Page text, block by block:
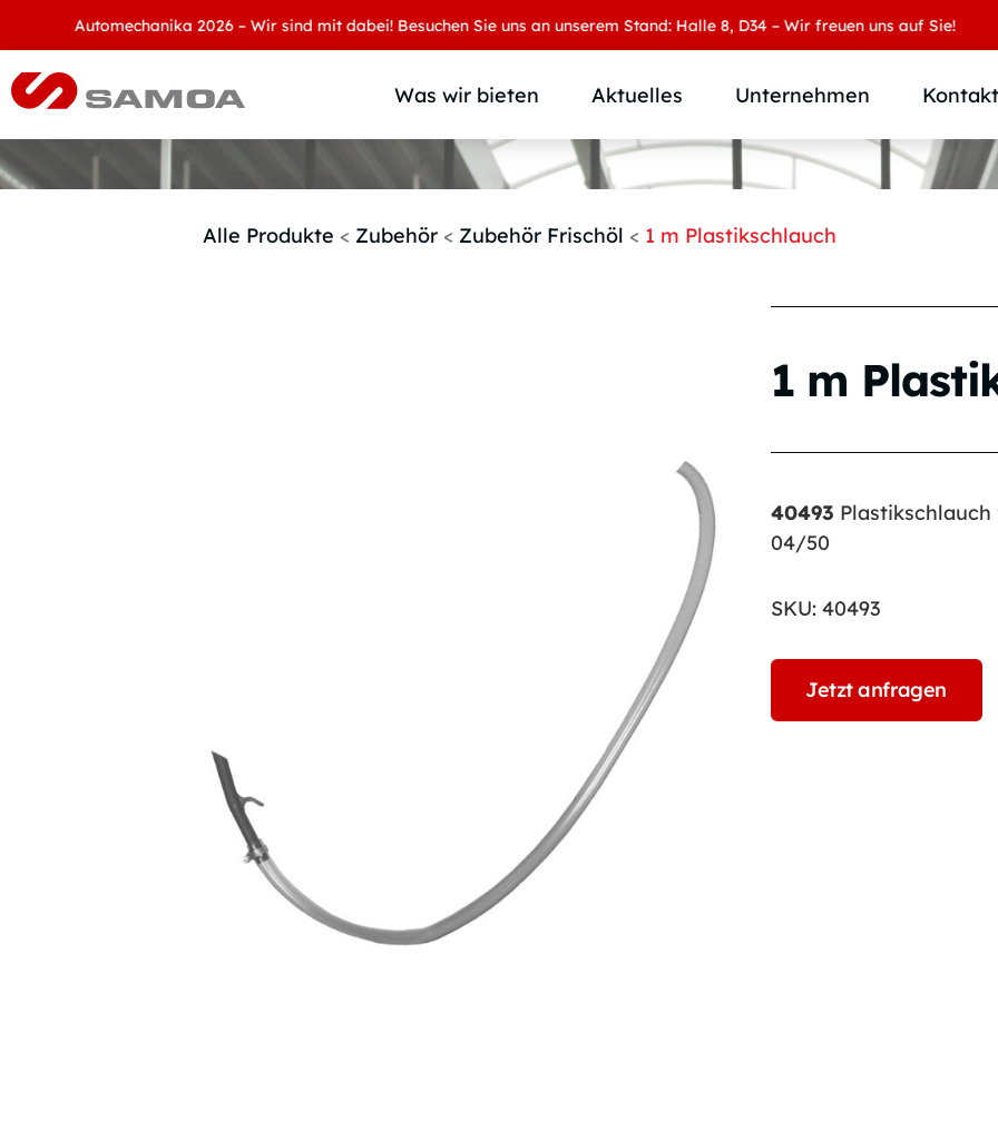
Automechanika 2026 – Wir sind mit dabei! Besuchen Sie uns an unserem Stand: Halle 8, D34 – Wir freuen uns auf Sie!
Was wir bieten
Produktübersicht
Produktkategorie
Branchen und Märkte
Aktuelles Unternehmen
Wer wir sind
SAMOA Gruppe
Downloads
Kontakt
Alle Produkte < Zubehör < Zubehör Frischöl < 1 m Plastikschlauch
1 m
40493
04/50
SKU: 40493
Jetzt anfragen